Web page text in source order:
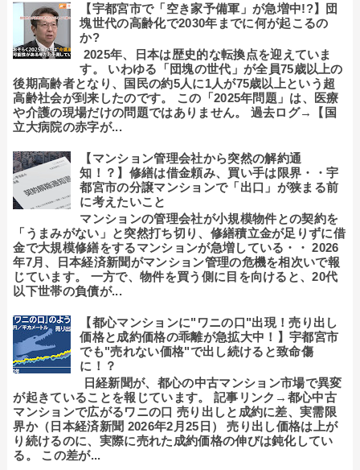
【宇都宮市で「空き家予備軍」が急増中!?】団
塊世代の高齢化で2030年までに何が起こるの
か?
2025年、日本は歴史的な転換点を迎えていま
す。 いわゆる「団塊の世代」が全員75歳以上の
後期高齢者となり、国民の約5人に1人が75歳以上という超
高齢社会が到来したのです。 この「2025年問題」は、医療
や介護の現場だけの問題ではありません。 過去ログ→【国
立大病院の赤字が...
【マンション管理会社から突然の解約通
知！？】修繕は借金頼み、買い手は限界・・宇
都宮市の分譲マンションで「出口」が狭まる前
に考えたいこと
マンションの管理会社が小規模物件との契約を
「うまみがない」と突然打ち切り、修繕積立金が足りずに借
金で大規模修繕をするマンションが急増している・・ 2026
年7月、日本経済新聞がマンション管理の危機を相次いで報
じています。 一方で、物件を買う側に目を向けると、20代
以下世帯の負債が...
【都心マンションに"ワニの口"出現！売り出し
価格と成約価格の乖離が急拡大中！】宇都宮市
でも"売れない価格"で出し続けると致命傷
に！？
日経新聞が、都心の中古マンション市場で異変
が起きていることを報じています。 記事リンク→都心中古
マンションで広がるワニの口 売り出しと成約に差、実需限
界か（日本経済新聞 2026年2月25日） 売り出し価格は上が
り続けるのに、実際に売れた成約価格の伸びは鈍化してい
る。 この差が...